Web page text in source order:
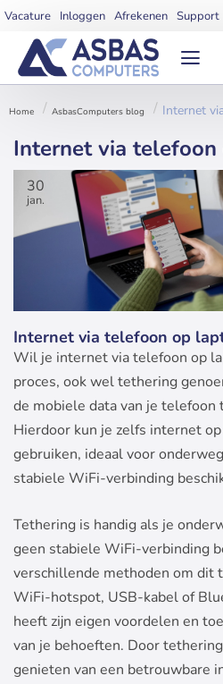
Vacature Inloggen Afrekenen Support
AsbasComputers blog Internet
Internet via
30
jan.
Internet via telefoon op
Wil je internet via telefoon op
proces, ook wel tethering
de mobiele data van je
Hierdoor kun je zelfs internet
gebruiken, ideaal voor
stabiele WiFi-verbinding
Tethering is handig als je
geen stabiele WiFi-verbinding
verschillende methoden om dit
WiFi-hotspot, USB-kabel of
heeft zijn eigen voordelen en
van je behoeften. Door
genieten van een betrouwbare